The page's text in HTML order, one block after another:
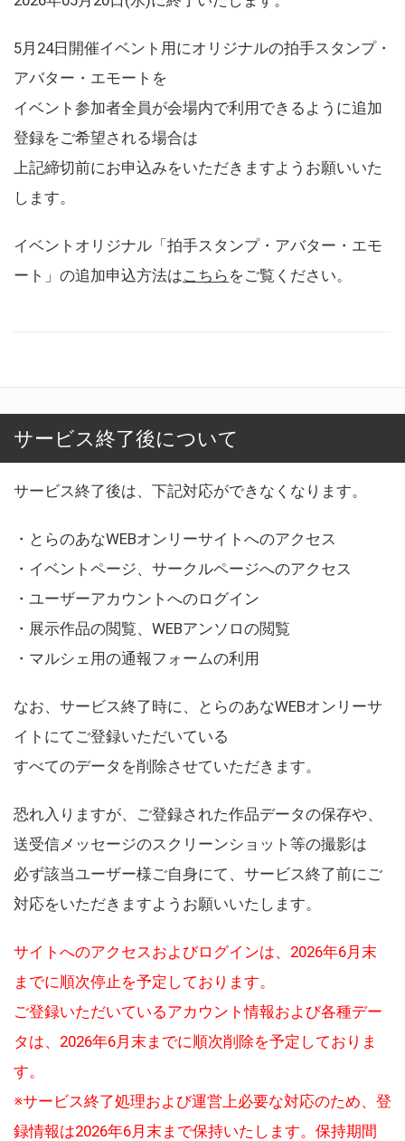
5月24日開催イベント用にオリジナルの拍手スタンプ・
アバター・エモートを
イベント参加者全員が会場内で利用できるように追加
登録をご希望される場合は
上記締切前にお申込みをいただきますようお願いいた
します。
イベントオリジナル「拍手スタンプ・アバター・エモ
ート」の追加申込方法はこちら をご覧ください。
サービス終了後について
サービス終了後は、下記対応ができなくなります。
・とらのあなWEBオンリーサイトへのアクセス
・イベントページ、サークルページへのアクセス
・ユーザーアカウントへのログイン
・展示作品の閲覧、WEBアンソロの閲覧
・マルシェ用の通報フォームの利用
なお、サービス終了時に、とらのあなWEBオンリーサ
イトにてご登録いただいている
すべてのデータを削除させていただきます。
恐れ入りますが、ご登録された作品データの保存や、
送受信メッセージのスクリーンショット等の撮影は
必ず該当ユーザー様ご自身にて、サービス終了前にご
対応をいただきますようお願いいたします。
サイトへのアクセスおよびログインは、2026年6月末
までに順次停止を予定しております。
ご登録いただいているアカウント情報および各種デー
タは、2026年6月末までに順次削除を予定しておりま
す。
※サービス終了処理および運営上必要な対応のため、登
録情報は2026年6月末まで保持いたします。保持期間